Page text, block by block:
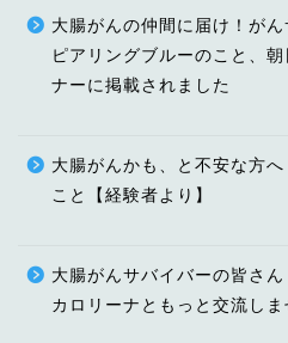
大腸がんの仲間に届け！がん
ピアリングブルーのこと、
ナーに掲載されました
大腸がんかも、と不安な方
こと【経験者より】
大腸がんサバイバーの皆さん
カロリーナともっと交流しま